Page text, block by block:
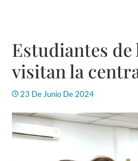
Estudiantes de
visitan la
23 De Junio De 2024